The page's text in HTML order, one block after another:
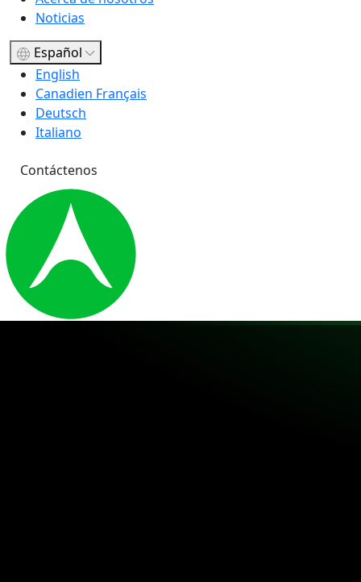
Noticias
Español
English
Canadien Français
Deutsch
Italiano
Contáctenos